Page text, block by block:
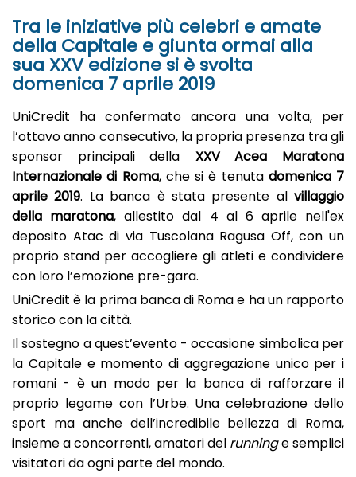
Tra le iniziative più celebri e amate
della Capitale e giunta ormai alla
sua XXV edizione si è svolta
domenica 7 aprile 2019
UniCredit ha confermato ancora una volta, per
l’ottavo anno consecutivo,la propria presenza tra gli
sponsor principali della
XXV Acea Maratona
Internazionale di Roma, che si è tenuta domenica 7
aprile 2019. La banca è stata presente alvillaggio
della maratona, allestito dal 4 al 6 aprile nell'ex
deposito Atac di via Tuscolana Ragusa Off, con un
proprio stand per accogliere gli atleti e condividere
con loro l’emozione pre-gara.
UniCredit è la prima banca di Roma e ha un rapporto
storico con la città.
Il sostegno a quest’evento - occasione simbolica per
la Capitale e momento di aggregazione unico per i
romani - è un modo per la banca di rafforzare il
proprio legame con l’Urbe. Una celebrazione dello
sport ma anche dell’incredibile bellezza di Roma,
insieme a concorrenti, amatori del runninge semplici
visitatori da ogni parte del mondo.